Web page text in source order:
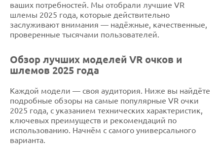
ваших потребностей. Мы отобрали лучшие VR
шлемы 2025 года, которые действительно
заслуживают внимания — надёжные, качественные,
проверенные тысячами пользователей.
Обзор лучших моделей VR очков и
шлемов 2025 года
Каждой модели — своя аудитория. Ниже вы найдёте
подробные обзоры на самые популярные VR очки
2025 года, с указанием технических характеристик,
ключевых преимуществ и рекомендаций по
использованию. Начнём с самого универсального
варианта.